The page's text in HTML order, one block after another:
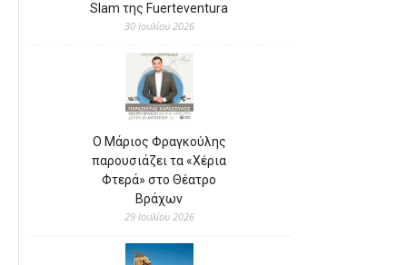
Slam της Fuerteventura
30 Ιουλίου 2026
Ο Μάριος Φραγκούλης
παρουσιάζει τα «Χέρια
Φτερά» στο Θέατρο
Βράχων
29 Ιουλίου 2026